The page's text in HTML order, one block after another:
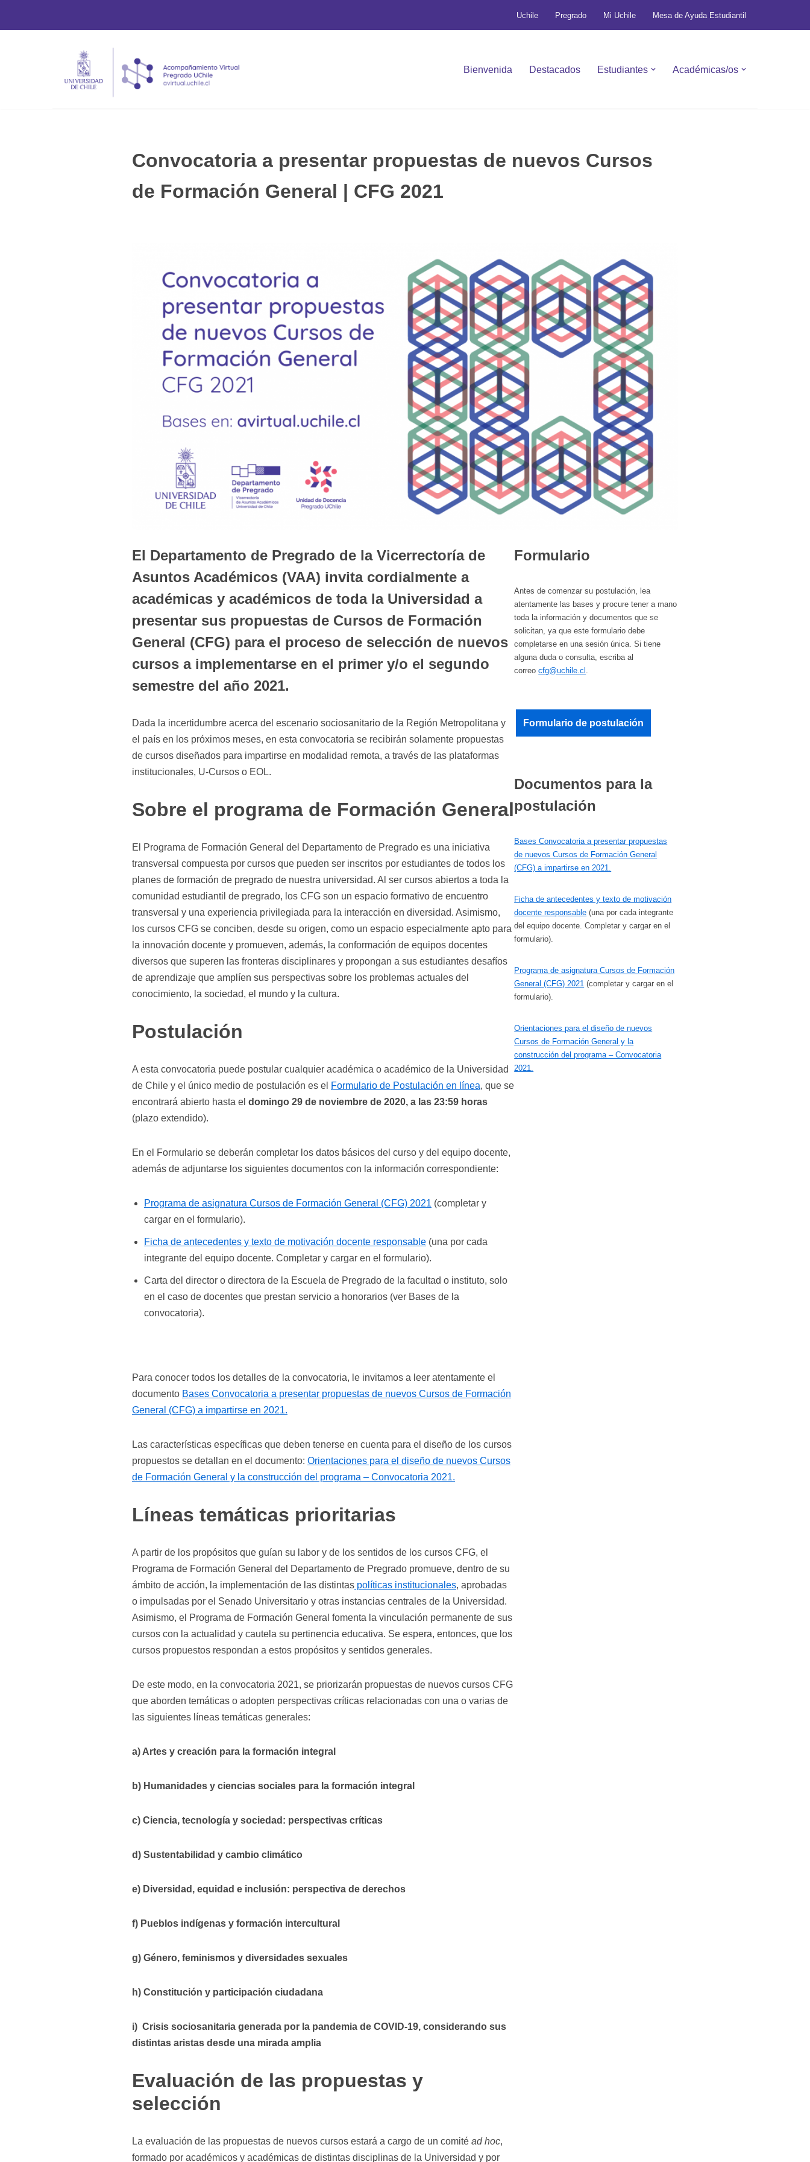
Saltar
Uchile Pregrado Mi Uchile Mesa de Ayuda Estudiantil
Bienvenida Destacados Estudiantes Académicas/os
Convocatoria a presentar propuestas de nuevos Cursos
de Formación General | CFG 2021
El Departamento de Pregrado de la Vicerrectoría de
Asuntos Académicos (VAA) invita cordialmente a
académicas y académicos de toda la Universidad a
presentar sus propuestas de Cursos de Formación
General (CFG) para el proceso de selección de nuevos
cursos a implementarse en el primer y/o el segundo
semestre del año 2021.
Dada la incertidumbre acerca del escenario sociosanitario de la Región Metropolitana y
el país en los próximos meses, en esta convocatoria se recibirán solamente propuestas
de cursos diseñados para impartirse en modalidad remota, a través de las plataformas
institucionales, U-Cursos o EOL.
Sobre el programa de Formación General
El Programa de Formación General del Departamento de Pregrado es una iniciativa
transversal compuesta por cursos que pueden ser inscritos por estudiantes de todos los
planes de formación de pregrado de nuestra universidad. Al ser cursos abiertos a toda la
comunidad estudiantil de pregrado, los CFG son un espacio formativo de encuentro
transversal y una experiencia privilegiada para la interacción en diversidad. Asimismo,
los cursos CFG se conciben, desde su origen, como un espacio especialmente apto para
la innovación docente y promueven, además, la conformación de equipos docentes
diversos que superen las fronteras disciplinares y propongan a sus estudiantes desafíos
de aprendizaje que amplíen sus perspectivas sobre los problemas actuales del
conocimiento, la sociedad, el mundo y la cultura.
Postulación
A esta convocatoria puede postular cualquier académica o académico de la Universidad
de Chile y el único medio de postulación es el Formulario de Postulación en línea, que se
encontrará abierto hasta el domingo 29 de noviembre de 2020, a las 23:59 horas
(plazo extendido).
En el Formulario se deberán completar los datos básicos del curso y del equipo docente,
además de adjuntarse los siguientes documentos con la información correspondiente:
Programa de asignatura Cursos de Formación General (CFG) 2021 (completar y
cargar en el formulario).
Ficha de antecedentes y texto de motivación docente responsable (una por cada
integrante del equipo docente. Completar y cargar en el formulario).
Carta del director o directora de la Escuela de Pregrado de la facultad o instituto, solo
en el caso de docentes que prestan servicio a honorarios (ver Bases de la
convocatoria).
Para conocer todos los detalles de la convocatoria, le invitamos a leer atentamente el
documento Bases Convocatoria a presentar propuestas de nuevos Cursos de Formación
General (CFG) a impartirse en 2021.
Las características específicas que deben tenerse en cuenta para el diseño de los cursos
propuestos se detallan en el documento: Orientaciones para el diseño de nuevos Cursos
de Formación General y la construcción del programa – Convocatoria 2021.
Líneas temáticas prioritarias
A partir de los propósitos que guían su labor y de los sentidos de los cursos CFG, el
Programa de Formación General del Departamento de Pregrado promueve, dentro de su
ámbito de acción, la implementación de las distintas políticas institucionales, aprobadas
o impulsadas por el Senado Universitario y otras instancias centrales de la Universidad.
Asimismo, el Programa de Formación General fomenta la vinculación permanente de sus
cursos con la actualidad y cautela su pertinencia educativa. Se espera, entonces, que los
cursos propuestos respondan a estos propósitos y sentidos generales.
De este modo, en la convocatoria 2021, se priorizarán propuestas de nuevos cursos CFG
que aborden temáticas o adopten perspectivas críticas relacionadas con una o varias de
las siguientes líneas temáticas generales:
a) Artes y creación para la formación integral
b) Humanidades y ciencias sociales para la formación integral
c) Ciencia, tecnología y sociedad: perspectivas críticas
d) Sustentabilidad y cambio climático
e) Diversidad, equidad e inclusión: perspectiva de derechos
f) Pueblos indígenas y formación intercultural
g) Género, feminismos y diversidades sexuales
h) Constitución y participación ciudadana
i) Crisis sociosanitaria generada por la pandemia de COVID-19, considerando sus
distintas aristas desde una mirada amplia
Evaluación de las propuestas y
selección
La evaluación de las propuestas de nuevos cursos estará a cargo de un comité ad hoc,
formado por académicos y académicas de distintas disciplinas de la Universidad y por
Formulario
Antes de comenzar su postulación, lea
atentamente las bases y procure tener a mano
toda la información y documentos que se
solicitan, ya que este formulario debe
completarse en una sesión única. Si tiene
alguna duda o consulta, escriba al
correocfg@uchile.cl .
Formulario de postulación
Documentos para la
postulación
Bases Convocatoria a presentar propuestas
de nuevos Cursos de Formación General
(CFG) a impartirse en 2021.
Ficha de antecedentes y texto de motivación
docente responsable (una por cada integrante
del equipo docente. Completar y cargar en el
formulario).
Programa de asignatura Cursos de Formación
General (CFG) 2021 (completar y cargar en el
formulario).
Orientaciones para el diseño de nuevos
Cursos de Formación General y la
construcción del programa – Convocatoria
2021.